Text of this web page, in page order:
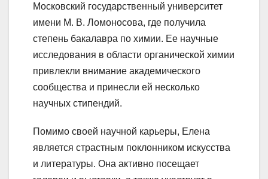
Московский государственный университет
имени М. В. Ломоносова, где получила
степень бакалавра по химии. Ее научные
исследования в области органической химии
привлекли внимание академического
сообщества и принесли ей несколько
научных стипендий.
Помимо своей научной карьеры, Елена
является страстным поклонником искусства
и литературы. Она активно посещает